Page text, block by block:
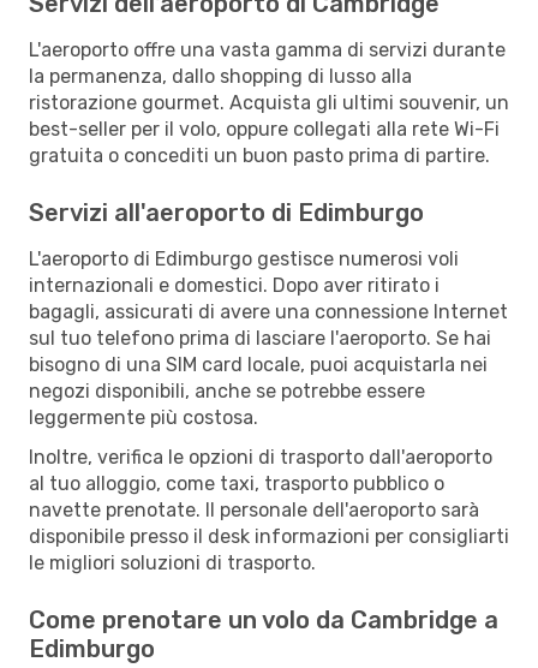
L'aeroporto offre una vasta gamma di servizi durante
la permanenza, dallo shopping di lusso alla
ristorazione gourmet. Acquista gli ultimi souvenir, un
best-seller per il volo, oppure collegati alla rete Wi-Fi
gratuita o concediti un buon pasto prima di partire.
Servizi all'aeroporto di Edimburgo
L'aeroporto di Edimburgo gestisce numerosi voli
internazionali e domestici. Dopo aver ritirato i
bagagli, assicurati di avere una connessione Internet
sul tuo telefono prima di lasciare l'aeroporto. Se hai
bisogno di una SIM card locale, puoi acquistarla nei
negozi disponibili, anche se potrebbe essere
leggermente più costosa.
Inoltre, verifica le opzioni di trasporto dall'aeroporto
al tuo alloggio, come taxi, trasporto pubblico o
navette prenotate. Il personale dell'aeroporto sarà
disponibile presso il desk informazioni per consigliarti
le migliori soluzioni di trasporto.
Come prenotare un volo da Cambridge a
Edimburgo